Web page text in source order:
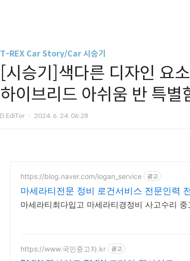
T-REX Car Story/Car 시승기
[시승기]색다른 디자인 요
하이브리드 아쉬움 반 특별
D.EdiTor 2024. 6. 24. 06:28
https://blog.naver.com/logan_service 광고
마세라티전문 정비 로건서비스 전문인력
마세라티최다입고 마세라티경정비 사고수리
https://www.국민중고차.kr 광고